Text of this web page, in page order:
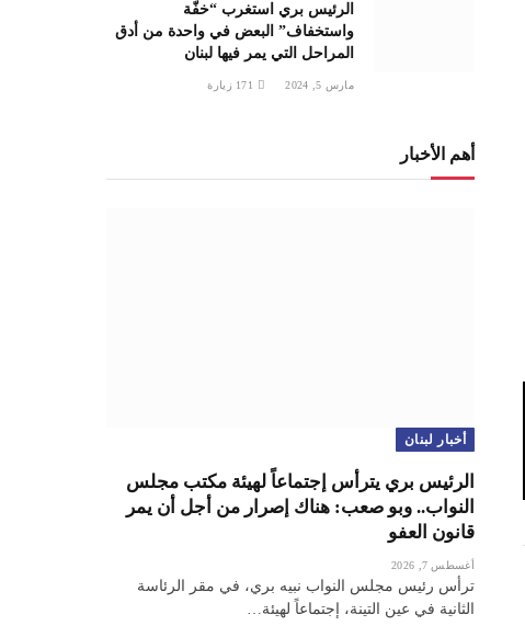
الرئيس بري استغرب “خفّة
واستخفاف” البعض في واحدة من أدق
المراحل التي يمر فيها لبنان
مارس 5, 2024 171 زيارة
أهم الأخبار
أخبار لبنان
الرئيس بري يترأس إجتماعاً لهيئة مكتب مجلس
النواب.. وبو صعب: هناك إصرار من أجل أن يمر
قانون العفو
أغسطس 7, 2026
ترأس رئيس مجلس النواب نبيه بري، في مقر الرئاسة
الثانية في عين التينة، إجتماعاً لهيئة…